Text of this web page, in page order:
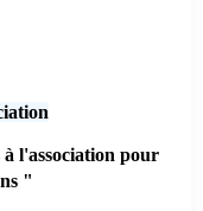
à l'association pour
"